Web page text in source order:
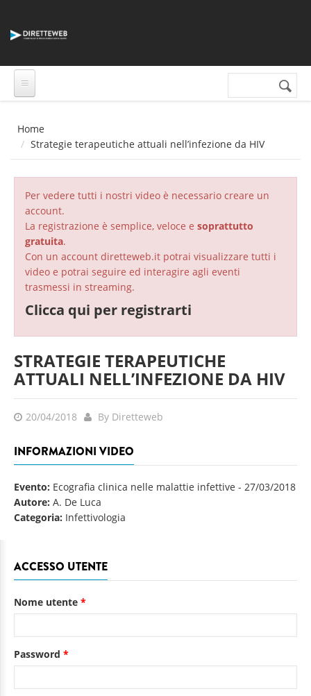
Form di
Cerca nel sito
Home
Strategie terapeutiche attuali nell’infezione da HIV
Per vedere tutti i nostri video è necessario creare un
account.
La registrazione è semplice, veloce e soprattutto
gratuita.
Con un account diretteweb.it potrai visualizzare tutti i
video e potrai seguire ed interagire agli eventi
trasmessi in streaming.
Clicca qui per registrarti
STRATEGIE TERAPEUTICHE
ATTUALI NELL’INFEZIONE DA HIV
20/04/2018 By Diretteweb
INFORMAZIONI VIDEO
Evento: Ecografia clinica nelle malattie infettive - 27/03/2018
Autore: A. De Luca
Categoria: Infettivologia
ACCESSO UTENTE
Nome utente *
Password *